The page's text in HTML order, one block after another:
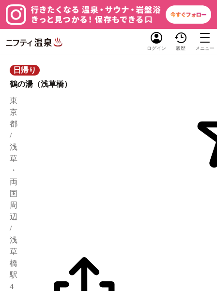
ログイン 履歴 メニュー
日帰り
鶴の湯（浅草橋）
東
京
都
/
浅
草
・
両
国
周
辺
/
浅
草
橋
駅
4